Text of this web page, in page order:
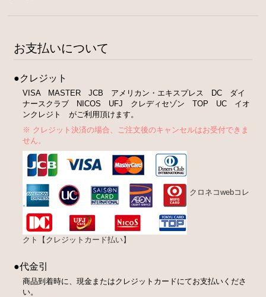
お支払いについて
●クレジット
VISA MASTER JCB アメリカン・エキスプレス DC ダイ
ナースクラブ NICOS UFJ クレディセゾン TOP UC イオ
ンクレジト がご利用頂けます。
※ クレジット決済の場合、ご注文後のキャンセルはお受付できま
せん。
クロネコwebコレ
クト【クレジットカード払い】
●代金引
商品到着時に、現金またはクレジットカードにてお支払いくださ
い。